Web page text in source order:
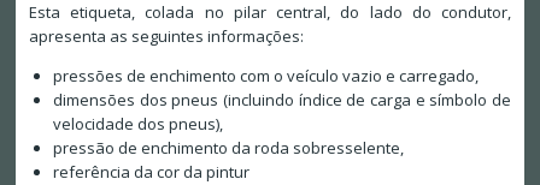
Esta etiqueta, colada no pilar central, do lado do condutor,
apresenta as seguintes informações:
pressões de enchimento com o veículo vazio e carregado,
dimensões dos pneus (incluindo índice de carga e símbolo de
velocidade dos pneus),
pressão de enchimento da roda sobresselente,
referência da cor da pintur